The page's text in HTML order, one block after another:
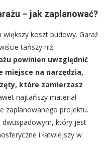
– jak zaplanować?
koszt budowy. Garaż
tańszy niż
powinien uwzględnić
miejsce na narzędzia,
które zamierzasz
najtańszy materiał
zaplanowanego projektu.
dwuspadowym, który jest
i łatwiejszy w